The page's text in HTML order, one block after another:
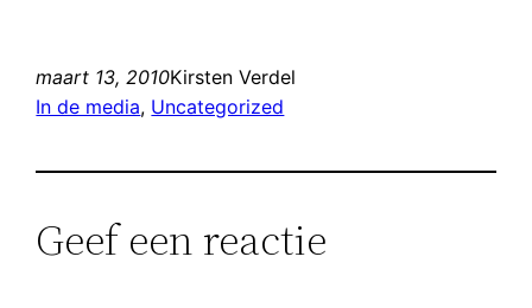
maart 13, 2010Kirsten Verdel
In de media, Uncategorized
Geef een reactie